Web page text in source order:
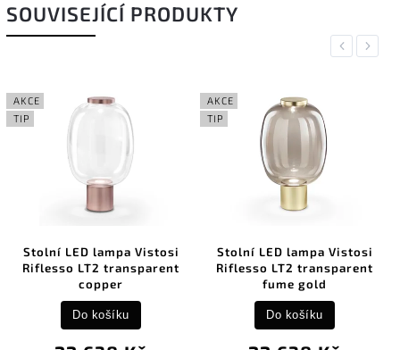
SOUVISEJÍCÍ PRODUKTY
Previous
AKCE
TIP
Stolní LED lampa Vistosi
Riflesso LT2 transparent
copper
Do košíku
AKCE
TIP
Stolní LED lampa Vistosi
Riflesso LT2 transparent
fume gold
Do košíku
Next